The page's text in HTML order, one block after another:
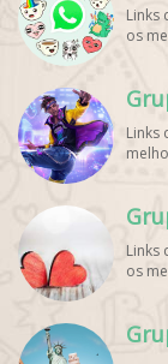
Links
os
Links
Links
os